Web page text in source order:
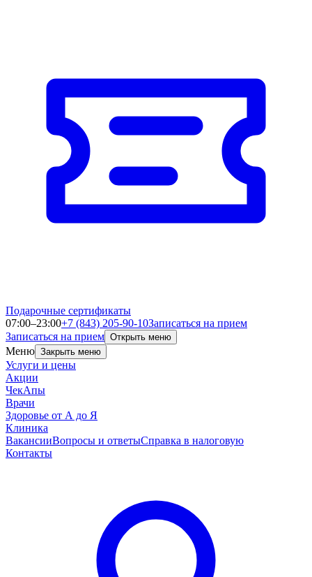
Подарочные сертификаты
07:00–23:00+7 (843) 205-90-10Записаться на прием
Записаться на прием Открыть меню
Меню Закрыть меню
Услуги и цены
Акции
ЧекАпы
Врачи
Здоровье от А до Я
Клиника
ВакансииВопросы и ответыСправка в налоговую
Контакты